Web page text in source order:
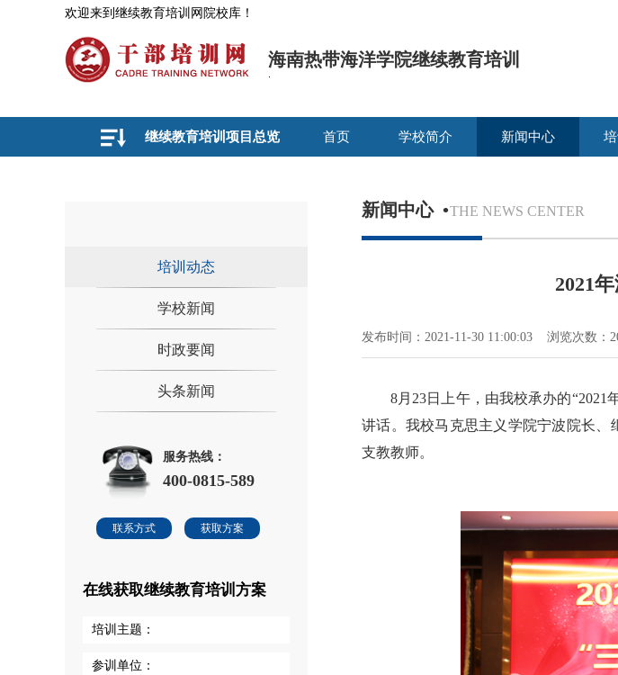
欢迎来到继续教育培训网院校库！
海南热带海洋学院继续教育培训
首页 学校简介 新闻中心
继续教育培训项目总览
培训动态
学校新闻
时政要闻
头条新闻
服务热线：
400-0815-589
联系方式 获取方案
在线获取继续教育培训方案
培训主题：
参训单位：
新闻中心 •THE NEWS CENTER
2021
发布时间：2021-11-30 11:00:03 浏览次数
8月23日上午，由我校承办的“2021
讲话。我校马克思主义学院宁波院长、
支教教师。